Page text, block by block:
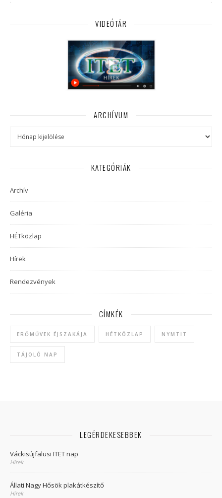
VIDEÓTÁR
ARCHÍVUM
KATEGÓRIÁK
Archív
Galéria
HÉTközlap
Hírek
Rendezvények
CÍMKÉK
ERŐMŰVEK ÉJSZAKÁJA HÉTKÖZLAP NYMTIT
TÁJOLÓ NAP
LEGÉRDEKESEBBEK
Váckisújfalusi ITET nap
Hírek
Állati Nagy Hősök plakátkészítő
Hírek